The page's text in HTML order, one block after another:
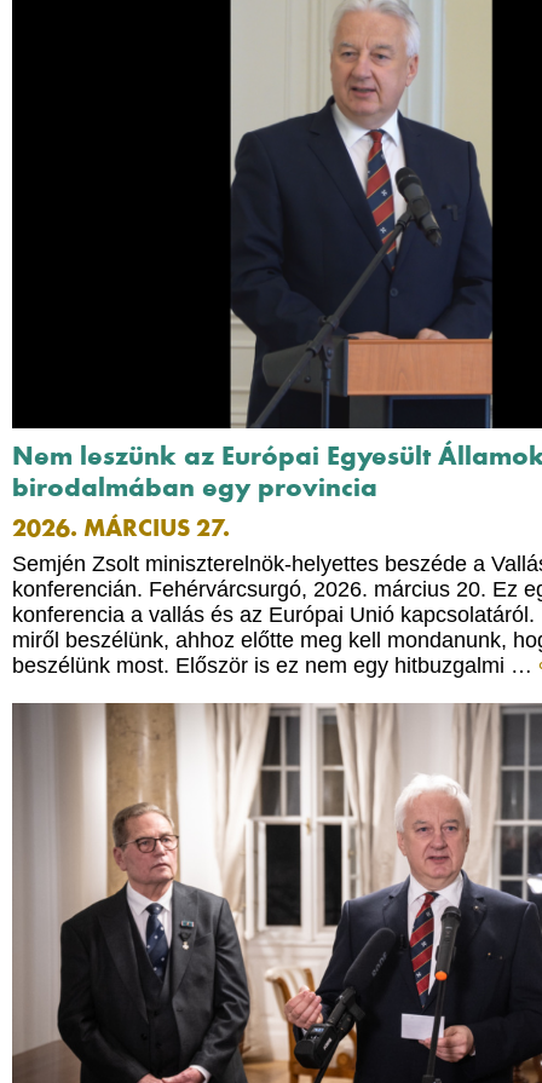
Nem leszünk az Európai Egyesült
birodalmában egy provincia
2026. MÁRCIUS 27.
Semjén Zsolt miniszterelnök-helyettes beszéde a
konferencián. Fehérvárcsurgó, 2026. március 20. Ez
konferencia a vallás és az Európai Unió
miről beszélünk, ahhoz előtte meg kell mondanunk,
beszélünk most. Először is ez nem egy hitbuzgalmi …